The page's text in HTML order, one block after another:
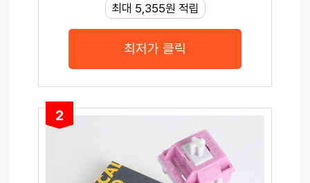
최대 5,355원 적립
최저가 클릭
2